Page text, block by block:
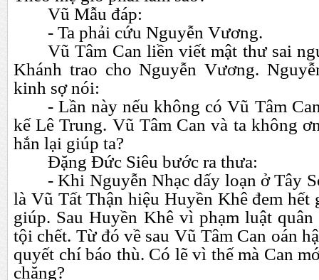
Vũ Mẫu đáp:
- Ta phải cứu Nguyễn Vương.
Vũ Tâm Can liền viết mật thư sai
Khánh trao cho Nguyễn Vương.
kinh sợ nói:
- Lần này nếu không có Vũ Tâm
kế Lê Trung. Vũ Tâm Can và ta không
hắn lại giúp ta?
Đặng Đức Siêu bước ra thưa:
- Khi Nguyễn Nhạc dấy loạn ở Tây
là Vũ Tất Thận hiệu Huyền Khê đem hết
giúp. Sau Huyền Khê vì phạm luật
tội chết. Từ đó về sau Vũ Tâm Can oán
quyết chí báo thù. Có lẽ vì thế mà Can
chăng?